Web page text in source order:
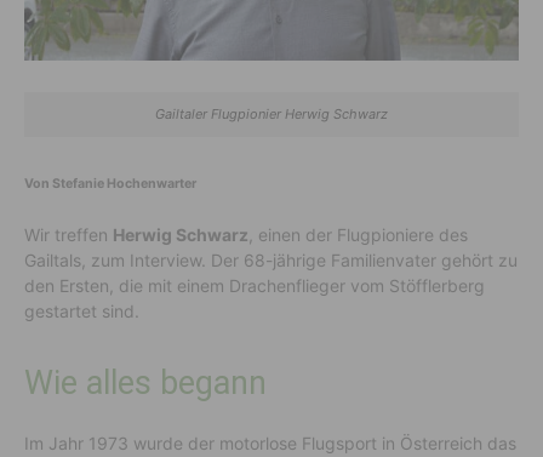
Gailtaler Flugpionier Herwig Schwarz
Von Stefanie Hochenwarter
Wir treffen Herwig Schwarz , einen der Flugpioniere des
Gailtals, zum Interview. Der 68-jährige Familienvater gehört zu
den Ersten, die mit einem Drachenflieger vom Stöfflerberg
gestartet sind.
Wie alles begann
Im Jahr 1973 wurde der motorlose Flugsport in Österreich das